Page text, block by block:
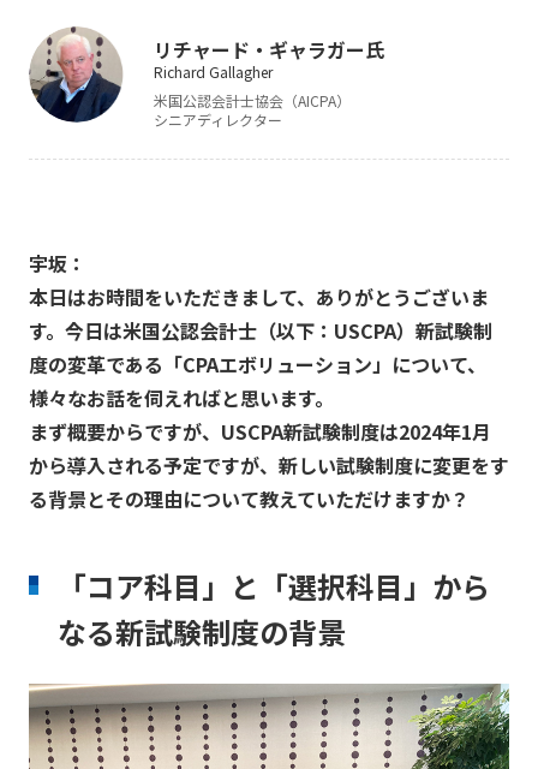
リチャード・ギャラガー氏
Richard Gallagher
米国公認会計士協会（AICPA）
シニアディレクター
宇坂：
本日はお時間をいただきまして、ありがとうございま
す。今日は米国公認会計士（以下：USCPA）新試験制
度の変革である「CPAエボリューション」について、
様々なお話を伺えればと思います。
まず概要からですが、USCPA新試験制度は2024年1月
から導入される予定ですが、新しい試験制度に変更をす
る背景とその理由について教えていただけますか？
「コア科目」と「選択科目」から
なる新試験制度の背景